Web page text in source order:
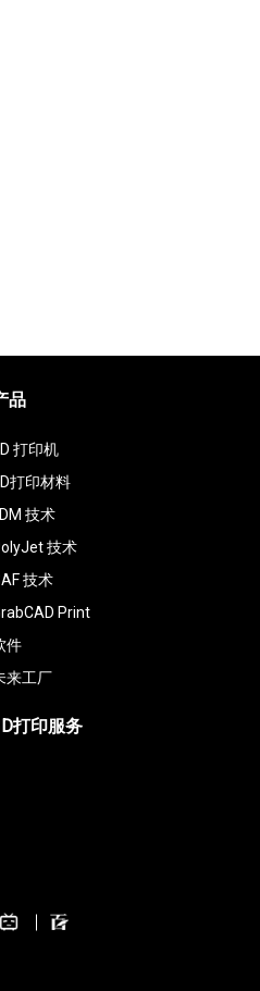
品
打印机
打印材料
技术
技术
技术
Print
件
来工厂
打印服务